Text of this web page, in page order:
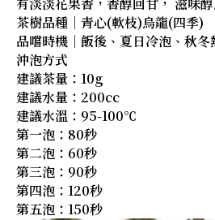
有淡淡花果香，香醇回甘， 滋味醇
茶樹品種｜青心(軟枝)烏龍(四季)
品嚐時機｜飯後、夏日冷泡、秋冬
沖泡方式
建議茶量：10g
建議水量：200cc
建議水溫：95-100℃
第一泡：80秒
第二泡：60秒
第三泡：90秒
第四泡：120秒
第五泡：150秒